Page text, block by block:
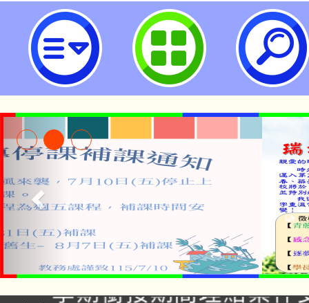
neilrpjhstyc網站設計者：徐嘉
115年食農教育專業人
程
學期銜接期間理賠案件